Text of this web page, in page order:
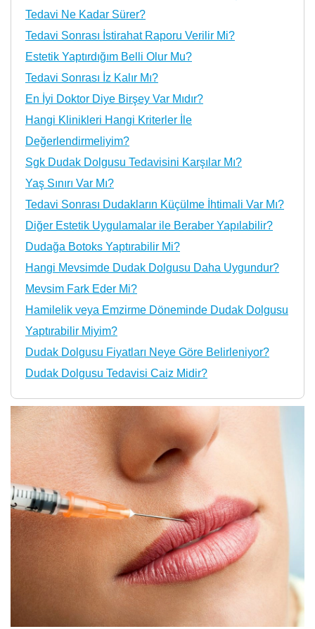
Tedavi Ne Kadar Sürer?
Tedavi Sonrası İstirahat Raporu Verilir Mi?
Estetik Yaptırdığım Belli Olur Mu?
Tedavi Sonrası İz Kalır Mı?
En İyi Doktor Diye Birşey Var Mıdır?
Hangi Klinikleri Hangi Kriterler İle
Değerlendirmeliyim?
Sgk Dudak Dolgusu Tedavisini Karşılar Mı?
Yaş Sınırı Var Mı?
Tedavi Sonrası Dudakların Küçülme İhtimali Var Mı?
Diğer Estetik Uygulamalar ile Beraber Yapılabilir?
Dudağa Botoks Yaptırabilir Mi?
Hangi Mevsimde Dudak Dolgusu Daha Uygundur?
Mevsim Fark Eder Mi?
Hamilelik veya Emzirme Döneminde Dudak Dolgusu
Yaptırabilir Miyim?
Dudak Dolgusu Fiyatları Neye Göre Belirleniyor?
Dudak Dolgusu Tedavisi Caiz Midir?